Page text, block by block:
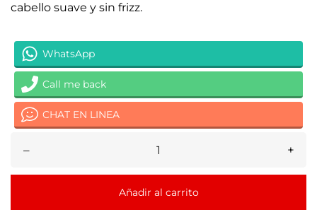
cabello suave y sin frizz.
WhatsApp
Call me back
CHAT EN LINEA
– +
Añadir al carrito